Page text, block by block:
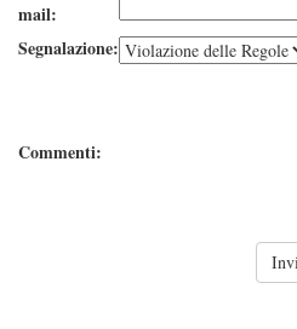
mail:
Segnalazione:
Commenti: